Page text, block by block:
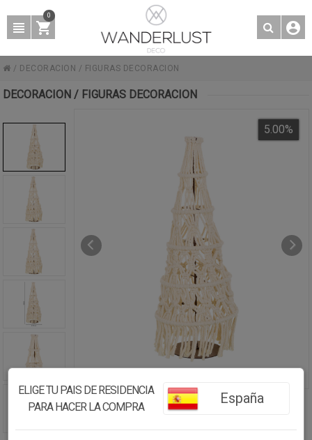
0
/ DECORACION / FIGURAS DECORACION
DECORACION / FIGURAS DECORACION
5.00%
ELIGE TU PAIS DE RESIDENCIA
PARA HACER LA COMPRA
España